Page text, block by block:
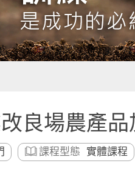
良場農產
課程型態 實體課程